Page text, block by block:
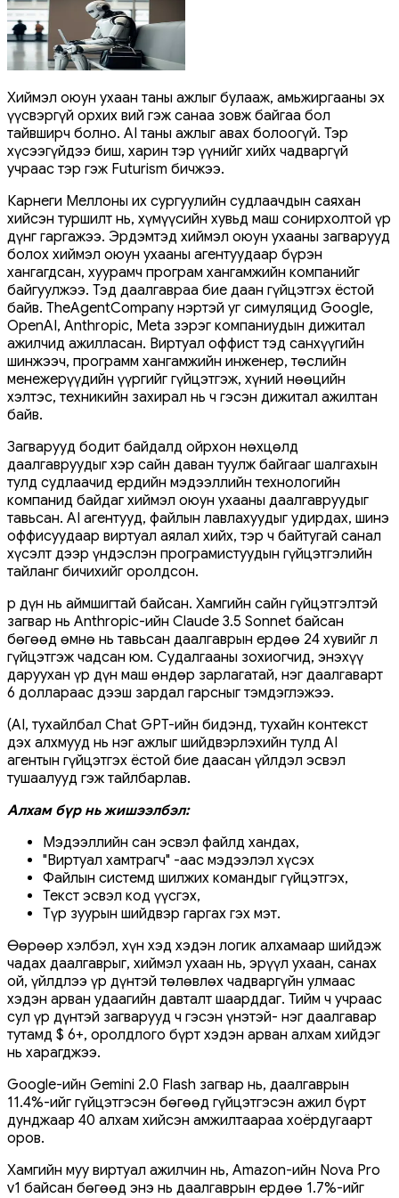
Хиймэл оюун ухаан таны ажлыг булааж, амьжиргааны эх
үүсвэргүй орхих вий гэж санаа зовж байгаа бол
тайвширч болно. AI таны ажлыг авах болоогүй. Тэр
хүсээгүйдээ биш, харин тэр үүнийг хийх чадваргүй
учраас тэр гэж Futurism бичжээ.
Карнеги Меллоны их сургуулийн судлаачдын саяхан
хийсэн туршилт нь, хүмүүсийн хувьд маш сонирхолтой үр
дүнг гаргажээ. Эрдэмтэд хиймэл оюун ухааны загварууд
болох хиймэл оюун ухааны агентуудаар бүрэн
хангагдсан, хуурамч програм хангамжийн компанийг
байгуулжээ. Тэд даалгавраа бие даан гүйцэтгэх ёстой
байв. TheAgentCompany нэртэй уг симуляцид Google,
OpenAI, Anthropic, Meta зэрэг компаниудын дижитал
ажилчид ажилласан. Виртуал оффист тэд санхүүгийн
шинжээч, программ хангамжийн инженер, төслийн
менежерүүдийн үүргийг гүйцэтгэж, хүний ​​нөөцийн
хэлтэс, техникийн захирал нь ч гэсэн дижитал ажилтан
байв.
Загварууд бодит байдалд ойрхон нөхцөлд
даалгавруудыг хэр сайн даван туулж байгааг шалгахын
тулд судлаачид ердийн мэдээллийн технологийн
компанид байдаг хиймэл оюун ухааны даалгавруудыг
тавьсан. AI агентууд, файлын лавлахуудыг удирдах, шинэ
оффисуудаар виртуал аялал хийх, тэр ч байтугай санал
хүсэлт дээр үндэслэн програмистуудын гүйцэтгэлийн
тайланг бичихийг оролдсон.
Үр дүн нь аймшигтай байсан. Хамгийн сайн гүйцэтгэлтэй
загвар нь Anthropic-ийн Claude 3.5 Sonnet байсан
бөгөөд өмнө нь тавьсан даалгаврын ердөө 24 хувийг л
гүйцэтгэж чадсан юм. Судалгааны зохиогчид, энэхүү
даруухан үр дүн маш өндөр зарлагатай, нэг даалгаварт
6 доллараас дээш зардал гарсныг тэмдэглэжээ.
(AI, тухайлбал Chat GPT-ийн бидэнд, тухайн контекст
дэх алхмууд нь нэг ажлыг шийдвэрлэхийн тулд AI
агентын гүйцэтгэх ёстой бие даасан үйлдэл эсвэл
тушаалууд гэж тайлбарлав.
Алхам бүр нь жишээлбэл:
Мэдээллийн сан эсвэл файлд хандах,
"Виртуал хамтрагч" -аас мэдээлэл хүсэх
Файлын системд шилжих командыг гүйцэтгэх,
Текст эсвэл код үүсгэх,
Түр зуурын шийдвэр гаргах гэх мэт.
Өөрөөр хэлбэл, хүн хэд хэдэн логик алхамаар шийдэж
чадах даалгаврыг, хиймэл ухаан нь, эрүүл ухаан, санах
ой, үйлдлээ үр дүнтэй төлөвлөх чадваргүйн улмаас
хэдэн арван удаагийн давталт шаарддаг. Тийм ч учраас
сул үр дүнтэй загварууд ч гэсэн үнэтэй- нэг даалгавар
тутамд $ 6+, оролдлого бүрт хэдэн арван алхам хийдэг
нь харагджээ.
Google-ийн Gemini 2.0 Flash загвар нь, даалгаврын
11.4%-ийг гүйцэтгэсэн бөгөөд гүйцэтгэсэн ажил бүрт
дунджаар 40 алхам хийсэн амжилтаараа хоёрдугаарт
оров.
Хамгийн муу виртуал ажилчин нь, Amazon-ийн Nova Pro
v1 байсан бөгөөд энэ нь даалгаврын ердөө 1.7%-ийг